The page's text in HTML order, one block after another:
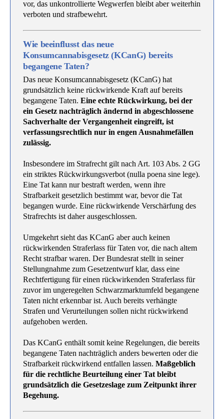
vor, das unkontrollierte Wegwerfen bleibt aber weiterhin
verboten und strafbewehrt.
Wie beeinflusst das neue
Konsumcannabisgesetz (KCanG) bereits
begangene Taten?
Das neue Konsumcannabisgesetz (KCanG) hat
grundsätzlich keine rückwirkende Kraft auf bereits
begangene Taten. Eine echte Rückwirkung, bei der
ein Gesetz nachträglich ändernd in abgeschlossene
Sachverhalte der Vergangenheit eingreift, ist
verfassungsrechtlich nur in engen Ausnahmefällen
zulässig.
Insbesondere im Strafrecht gilt nach Art. 103 Abs. 2 GG
ein striktes Rückwirkungsverbot (nulla poena sine lege).
Eine Tat kann nur bestraft werden, wenn ihre
Strafbarkeit gesetzlich bestimmt war, bevor die Tat
begangen wurde. Eine rückwirkende Verschärfung des
Strafrechts ist daher ausgeschlossen.
Umgekehrt sieht das KCanG aber auch keinen
rückwirkenden Straferlass für Taten vor, die nach altem
Recht strafbar waren. Der Bundesrat stellt in seiner
Stellungnahme zum Gesetzentwurf klar, dass eine
Rechtfertigung für einen rückwirkenden Straferlass für
zuvor im ungeregelten Schwarzmarktumfeld begangene
Taten nicht erkennbar ist. Auch bereits verhängte
Strafen und Verurteilungen sollen nicht rückwirkend
aufgehoben werden.
Das KCanG enthält somit keine Regelungen, die bereits
begangene Taten nachträglich anders bewerten oder die
Strafbarkeit rückwirkend entfallen lassen. Maßgeblich
für die rechtliche Beurteilung einer Tat bleibt
grundsätzlich die Gesetzeslage zum Zeitpunkt ihrer
Begehung.